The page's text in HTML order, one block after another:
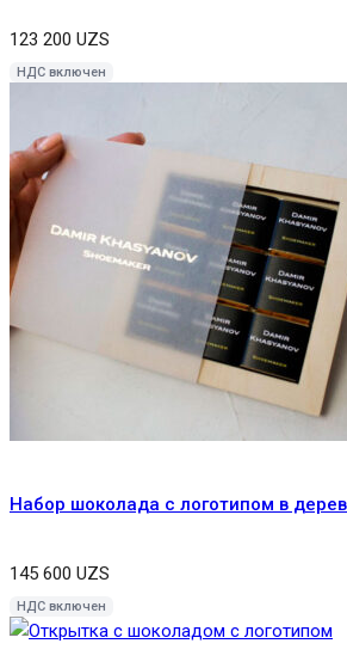
123 200 UZS
НДС включен
Набор шоколада с логотипом в
145 600 UZS
НДС включен